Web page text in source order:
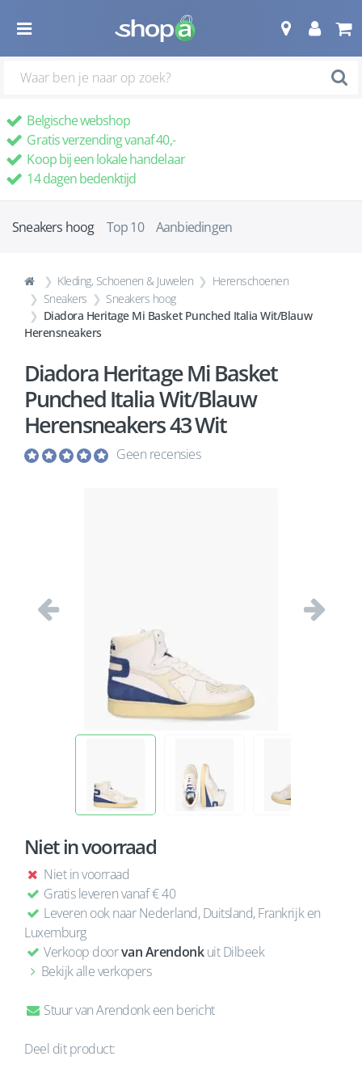
Belgische webshop
Gratis verzending vanaf 40,-
Koop bij een lokale handelaar
14 dagen bedenktijd
Sneakers hoog Top 10 Aanbiedingen
Kleding, Schoenen & Juwelen
Herenschoenen
Sneakers
Sneakers hoog
Diadora Heritage Mi Basket Punched Italia Wit/Blauw
Herensneakers
Diadora Heritage Mi Basket
Punched Italia Wit/Blauw
Herensneakers 43 Wit
Geen recensies
Vorige
Niet in voorraad
Niet in voorraad
Gratis leveren vanaf € 40
Leveren ook naar Nederland, Duitsland, Frankrijk en
Luxemburg
Verkoop doorvan Arendonkuit Dilbeek
Bekijk alle verkopers
Stuur van Arendonk een bericht
Deel dit product: